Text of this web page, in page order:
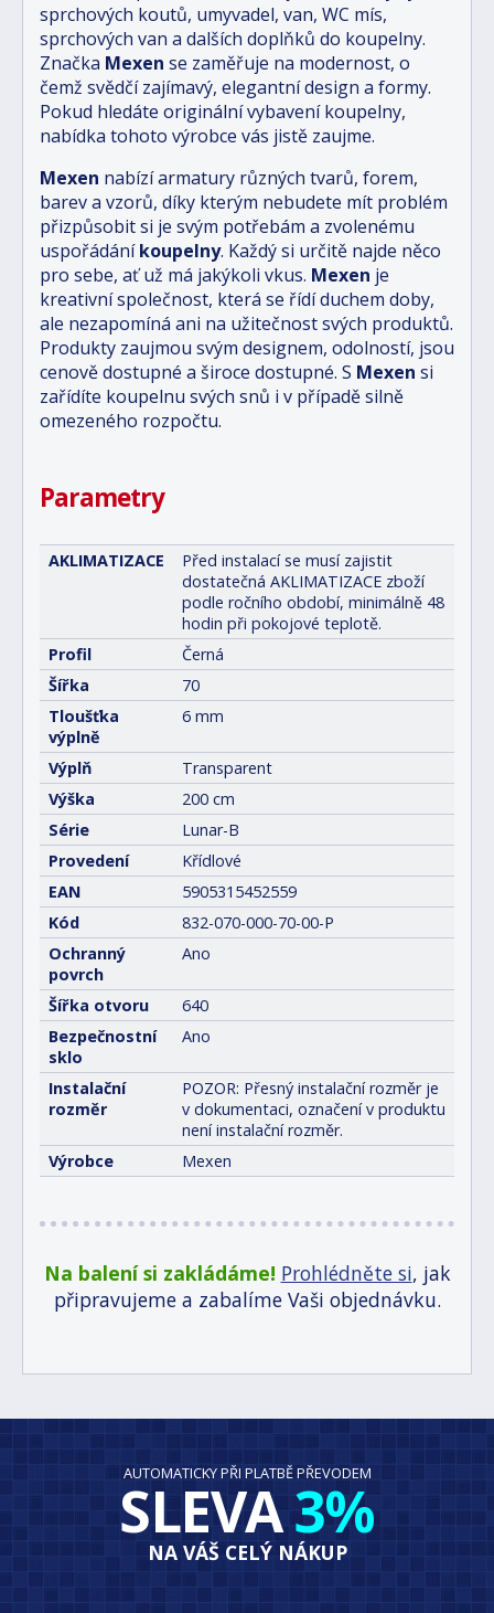
sprchových koutů, umyvadel, van, WC mís,
sprchových van a dalších doplňků do koupelny.
Značka Mexen se zaměřuje na modernost, o
čemž svědčí zajímavý, elegantní design a formy.
Pokud hledáte originální vybavení koupelny,
nabídka tohoto výrobce vás jistě zaujme.
Mexen nabízí armatury různých tvarů, forem,
barev a vzorů, díky kterým nebudete mít problém
přizpůsobit si je svým potřebám a zvolenému
uspořádáníkoupelny. Každý si určitě najde něco
pro sebe, ať už má jakýkoli vkus. Mexen je
kreativní společnost, která se řídí duchem doby,
ale nezapomíná ani na užitečnost svých produktů.
Produkty zaujmou svým designem, odolností, jsou
cenově dostupné a široce dostupné. S Mexen si
zařídíte koupelnu svých snů i v případě silně
omezeného rozpočtu.
Parametry
AKLIMATIZACE
Před instalací se musí zajistit
dostatečná AKLIMATIZACE zboží
podle ročního období, minimálně 48
hodin při pokojové teplotě.
Profil
Černá
Šířka
70
Tloušťka
výplně
6 mm
Výplň
Transparent
Výška
200 cm
Série
Lunar-B
Provedení
Křídlové
EAN
5905315452559
Kód
832-070-000-70-00-P
Ochranný
povrch
Ano
Šířka otvoru
640
Bezpečnostní
sklo
Ano
Instalační
rozměr
POZOR: Přesný instalační rozměr je
v dokumentaci, označení v produktu
není instalační rozměr.
Výrobce
Mexen
Na balení si zakládáme! Prohlédněte si, jak
připravujeme a zabalíme Vaši objednávku.
AUTOMATICKY PŘI PLATBĚ PŘEVODEM
SLEVA3%
NA VÁŠ CELÝ NÁKUP